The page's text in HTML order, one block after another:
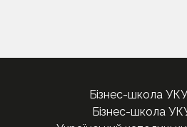
Бізнес-школа
Бізнес-школа